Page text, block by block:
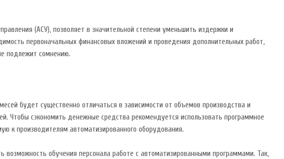
(АСУ), позволяет в значительной степени уменьшить издержки и
первоначальных финансовых вложений и проведения дополнительных работ,
подлежит сомнению.
будет существенно отличаться в зависимости от объемов производства и
Чтобы сэкономить денежные средства рекомендуется использовать программное
к производителям автоматизированного оборудования.
возможность обучения персонала работе с автоматизированными программами. Так,